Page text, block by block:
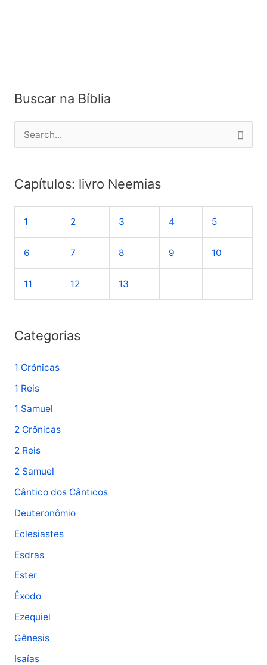
Buscar na Bíblia
e
q
u
s
p
r
Capítulos: livro Neemias
1 2 3 4 5
6 7 8 9 10
11 12 13
Categorias
1 Crônicas
1 Reis
1 Samuel
2 Crônicas
2 Reis
2 Samuel
Cântico dos Cânticos
Deuteronômio
Eclesiastes
Esdras
Ester
Êxodo
Ezequiel
Gênesis
Isaías